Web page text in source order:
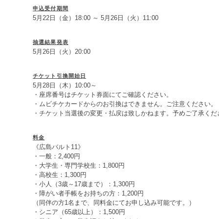
申込受付期間
5月22日（金）18:00 ～ 5月26日（火）11:00
抽選結果発表
5月26日（火）20:00
チケット引換開始日
5月28日（木）10:00～
・座席番号はチケット券面にてご確認ください。
・ムビチケカードからのお引換はできません。ご注意ください。
・チケット当選後の変更・払戻は致しかねます。予めご了承くだ
料金
《広島バルト11》
・一般：2,400円
・大学生・専門学校生：1,800円
・高校生：1,300円
・小人（3歳～17歳まで）：1,300円
・障がい者手帳をお持ちの方：1,200円
（同伴の方1名まで、同料金にてお申し込み可能です。）
・シニア（65歳以上）：1,500円